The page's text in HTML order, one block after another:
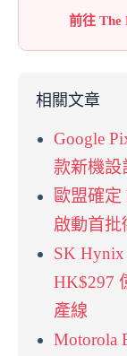
前往 The
相關文章
Google
款新機設
歐盟確定
啟動首批
SK
HK$297
產線
Motorola